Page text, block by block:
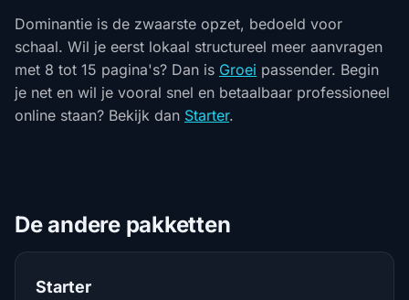
Dominantie is de zwaarste opzet, bedoeld voor
schaal. Wil je eerst lokaal structureel meer aanvragen
met 8 tot 15 pagina's? Dan is Groei passender. Begin
je net en wil je vooral snel en betaalbaar professioneel
online staan? Bekijk dan Starter.
De andere pakketten
Starter